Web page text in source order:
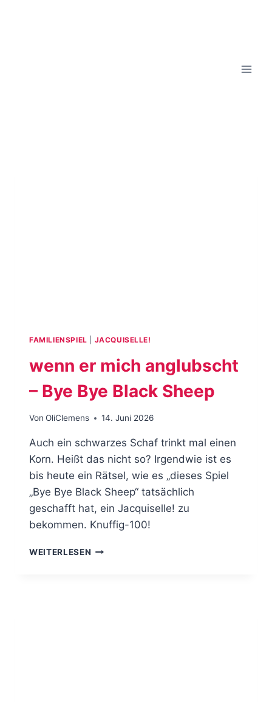
FAMILIENSPIEL JACQUISELLE!
wenn er mich anglubscht
– Bye Bye Black Sheep
Von OliClemens 14. Juni 2026
Auch ein schwarzes Schaf trinkt mal einen
Korn. Heißt das nicht so? Irgendwie ist es
bis heute ein Rätsel, wie es „dieses Spiel
„Bye Bye Black Sheep“ tatsächlich
geschafft hat, ein Jacquiselle! zu
bekommen. Knuffig-100!
WEITERLESEN WENN